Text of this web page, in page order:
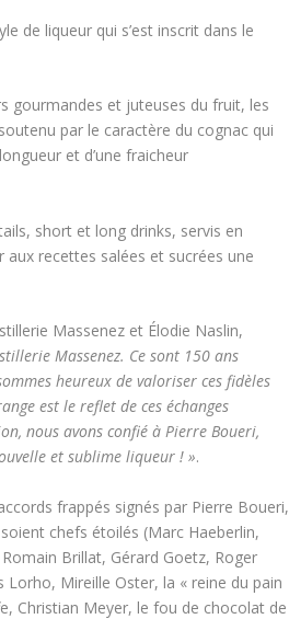
de liqueur qui s’est inscrit dans le
gourmandes et juteuses du fruit, les
par le caractère du cognac qui
et d’une fraicheur
short et long drinks, servis en
aux recettes salées et sucrées une
Massenez et Élodie Naslin,
Massenez. Ce sont 150 ans
heureux de valoriser ces fidèles
est le reflet de ces échanges
nous avons confié à Pierre Boueri,
et sublime liqueur ! ».
frappés signés par Pierre Boueri,
chefs étoilés (Marc Haeberlin,
Brillat, Gérard Goetz, Roger
Mireille Oster, la « reine du pain
Christian Meyer, le fou de chocolat de